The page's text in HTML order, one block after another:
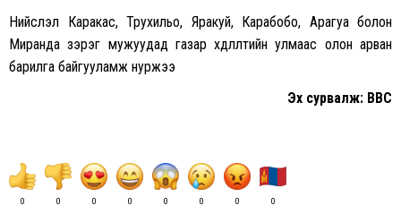
Нийслэл Каракас, Трухильо, Яракуй, Карабобо, Арагуа болон
Миранда зэрэг мужуудад газар хөдлөлтийн улмаас олон арван
барилга байгууламж нуржээ
Эх сурвалж: BBC
0 0 0 0 0 0 0 0